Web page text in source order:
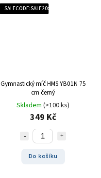
SALECODE:SALE20:20:%
Gymnastický míč HMS YB01N 75
cm černý
Skladem (>100 ks)
349 Kč
Do košíku